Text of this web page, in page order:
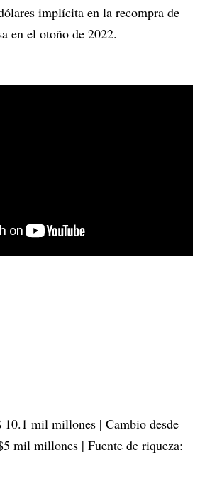
implícita en la recompra de
en el otoño de 2022.
mil millones | Cambio desde
mil millones | Fuente de riqueza: